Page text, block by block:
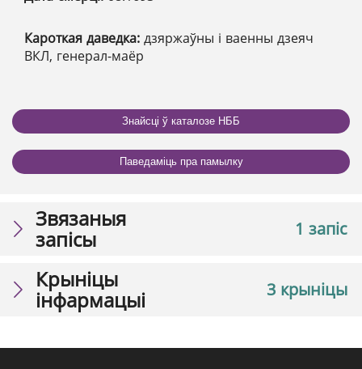
Кароткая даведка: дзяржаўны і ваенны дзеяч
ВКЛ, генерал-маёр
Знайсці ў каталозе НББ
Паведаміць пра памылку
1 запіс
Звязаныя
запісы
3 крыніцы
Крыніцы
інфармацыі